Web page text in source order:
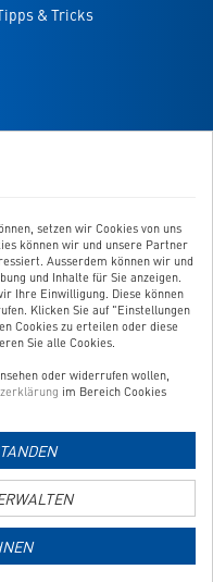
setzen wir Cookies von uns
können wir und unsere Partner
Ausserdem können wir und
und Inhalte für Sie anzeigen.
Ihre Einwilligung. Diese können
Klicken Sie auf "Einstellungen
Cookies zu erteilen oder diese
Sie alle Cookies.
oder widerrufen wollen,
im Bereich Cookies
& Tricks
Dann schreiben